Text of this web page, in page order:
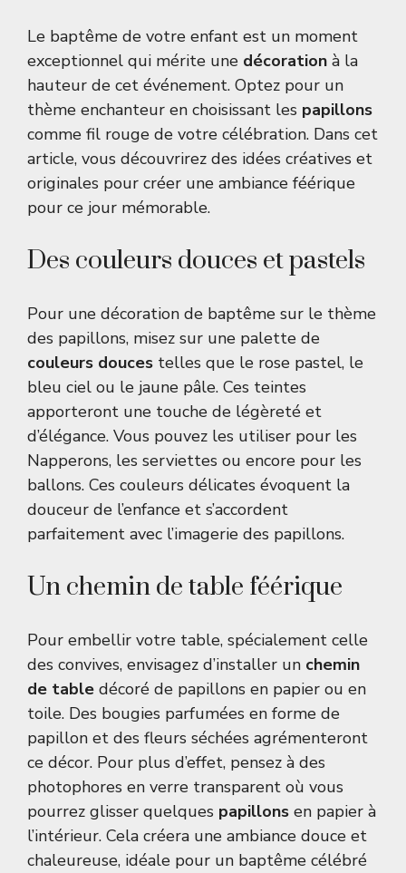
Le baptême de votre enfant est un moment
exceptionnel qui mérite une décoration à la
hauteur de cet événement. Optez pour un
thème enchanteur en choisissant les papillons
comme fil rouge de votre célébration. Dans cet
article, vous découvrirez des idées créatives et
originales pour créer une ambiance féérique
pour ce jour mémorable.
Des couleurs douces et pastels
Pour une décoration de baptême sur le thème
des papillons, misez sur une palette de
couleurs douces telles que le rose pastel, le
bleu ciel ou le jaune pâle. Ces teintes
apporteront une touche de légèreté et
d’élégance. Vous pouvez les utiliser pour les
Napperons, les serviettes ou encore pour les
ballons. Ces couleurs délicates évoquent la
douceur de l’enfance et s’accordent
parfaitement avec l’imagerie des papillons.
Un chemin de table féérique
Pour embellir votre table, spécialement celle
des convives, envisagez d’installer un chemin
de table décoré de papillons en papier ou en
toile. Des bougies parfumées en forme de
papillon et des fleurs séchées agrémenteront
ce décor. Pour plus d’effet, pensez à des
photophores en verre transparent où vous
pourrez glisser quelques papillons en papier à
l’intérieur. Cela créera une ambiance douce et
chaleureuse, idéale pour un baptême célébré